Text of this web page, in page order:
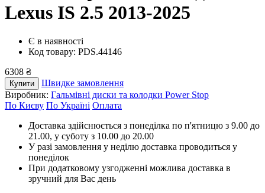
Lexus IS 2.5 2013-2025
Є в наявності
Код товару: PDS.44146
6308 ₴
Купити
Швидке замовлення
Виробник: Гальмівні диски та колодки Power Stop
По Києву По Україні Оплата
Доставка здійснюється з понеділка по п'ятницю з 9.00 до
21.00, у суботу з 10.00 до 20.00
У разі замовлення у неділю доставка проводиться у
понеділок
При додатковому узгодженні можлива доставка в
зручний для Вас день